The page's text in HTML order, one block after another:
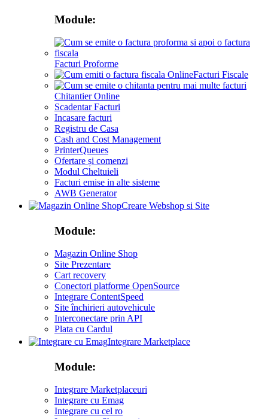
Module:
Facturi Proforme
Facturi Fiscale
Chitantier Online
Scadentar Facturi
Incasare facturi
Registru de Casa
Cash and Cost Management
PrinterQueues
Ofertare și comenzi
Modul Cheltuieli
Facturi emise in alte sisteme
AWB Generator
Creare Webshop si Site
Module:
Magazin Online Shop
Site Prezentare
Cart recovery
Conectori platforme OpenSource
Integrare ContentSpeed
Site închirieri autovehicule
Interconectare prin API
Plata cu Cardul
Integrare Marketplace
Module:
Integrare Marketplaceuri
Integrare cu Emag
Integrare cu cel ro